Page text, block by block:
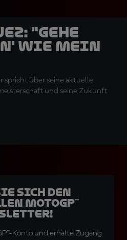
"Gehe
wie mein
spricht über seine aktuelle
und seine Zukunft
sich den
MotoGP™
Konto und erhalte Zugang